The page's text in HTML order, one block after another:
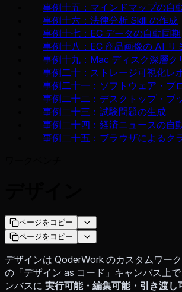
事例十五：マインドマップの自
事例十六：法律分析 Skill の作成
事例十七：EC データの自動同期
事例十八：EC 商品画像の AI リ
事例十九：Mac ディスク深層ク
事例二十：ストレージ可視化レ
事例二十一：ソフトウェア・プ
事例二十二：デスクトップ・ブ
事例二十三：試験問題の生成
事例二十四：経済ニュースの自
事例二十五：ブラウザによるク
ページをコピー
ページをコピー
デザインは QoderWork のカスタムワー
の「デザイン as コード」キャンバス上
ンバスに 実行可能・編集可能・引き渡し